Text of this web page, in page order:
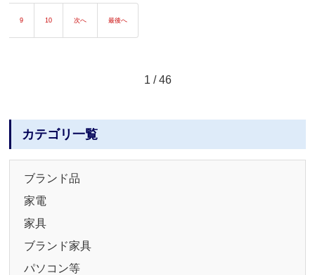
9 10 次へ 最後へ
1 / 46
カテゴリ一覧
ブランド品
家電
家具
ブランド家具
パソコン等